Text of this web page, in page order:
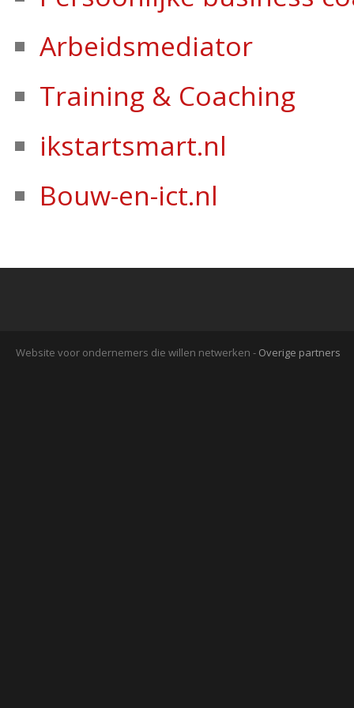
Arbeidsmediator
Training & Coaching
ikstartsmart.nl
Bouw-en-ict.nl
Website voor ondernemers die willen netwerken - Overige partners